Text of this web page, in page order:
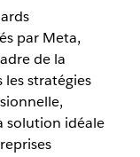
par Meta,
de la
les stratégies
solution idéale